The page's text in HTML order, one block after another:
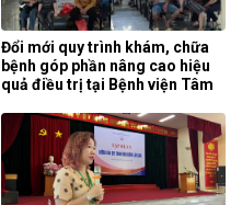
Đổi mới quy trình khám, chữa
bệnh góp phần nâng cao hiệu
quả điều trị tại Bệnh viện Tâm